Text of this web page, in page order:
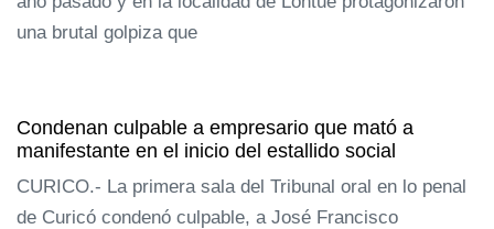
una brutal golpiza que
Condenan culpable a empresario que mató a
manifestante en el inicio del estallido social
CURICO.- La primera sala del Tribunal oral en lo penal
de Curicó condenó culpable, a José Francisco